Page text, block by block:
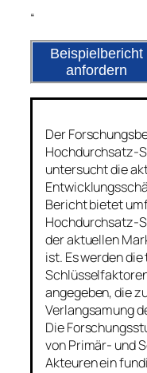
“
Beispielbericht
anfordern
Der
Hochdurchsatz-
untersucht die
Bericht bietet
Hochdurchsatz-
der aktuellen
ist. Es werden
angegeben, die
Verlangsamung
Die
von Primär- und
Akteuren ein